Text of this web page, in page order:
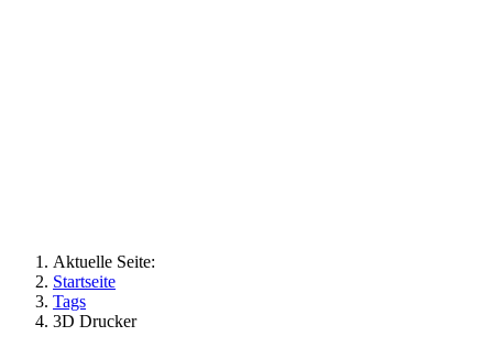
Aktuelle Seite:
Startseite
Tags
3D Drucker